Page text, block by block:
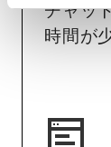
チャッ
時間が